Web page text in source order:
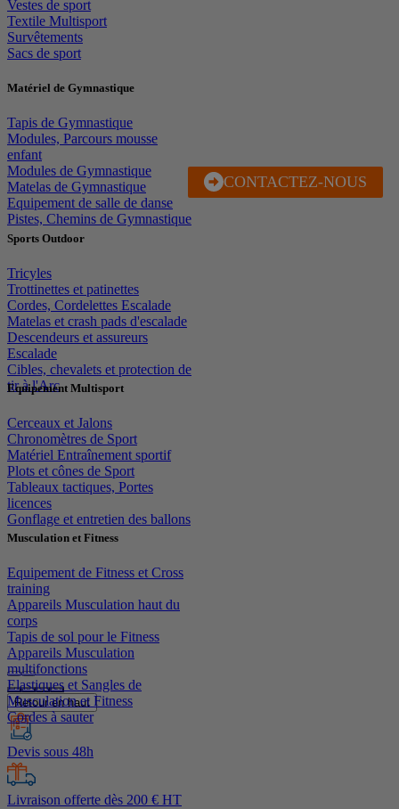
J'EN PROFITE
CONTACTEZ-NOUS
Vestes de sport
Textile Multisport
Survêtements
Sacs de sport
Matériel de Gymnastique
Tapis de Gymnastique
Modules, Parcours mousse
enfant
Modules de Gymnastique
Matelas de Gymnastique
Equipement de salle de danse
Pistes, Chemins de Gymnastique
Sports Outdoor
Tricyles
Trottinettes et patinettes
Cordes, Cordelettes Escalade
Matelas et crash pads d'escalade
Descendeurs et assureurs
Escalade
Cibles, chevalets et protection de
tir à l'Arc
Equipement Multisport
Cerceaux et Jalons
Chronomètres de Sport
Matériel Entraînement sportif
Plots et cônes de Sport
Tableaux tactiques, Portes
licences
Gonflage et entretien des ballons
Musculation et Fitness
Equipement de Fitness et Cross
training
Appareils Musculation haut du
corps
Tapis de sol pour le Fitness
Appareils Musculation
multifonctions
Elastiques et Sangles de
Musculation et Fitness
Cordes à sauter
Retour en haut
Devis sous 48h
Livraison offerte dès 200 € HT